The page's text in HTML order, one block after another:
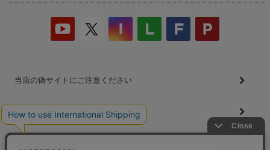
当店の偽サイトにご注意ください
商品の無断販売・転売の禁止について